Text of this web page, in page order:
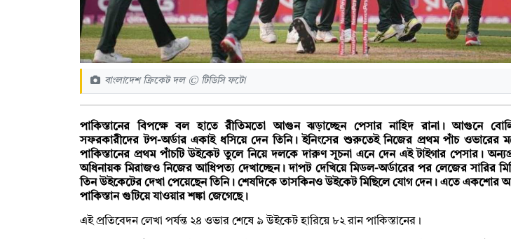
বাংলাদেশ ক্রিকেট দল © টিডিসি ফটো
পাকিস্তানের বিপক্ষে বল হাতে রীতিমতো আগুন ঝড়াচ্ছেন পেসার নাহিদ রানা। আগুনে
সফরকারীদের টপ-অর্ডার একাই ধসিয়ে দেন তিনি। ইনিংসের শুরুতেই নিজের প্রথম পাঁচ ওভারের
পাকিস্তানের প্রথম পাঁচটি উইকেট তুলে নিয়ে দলকে দারুণ সূচনা এনে দেন এই টাইগার পেসার।
অধিনায়ক মিরাজও নিজের আধিপত্য দেখাচ্ছেন। দাপট দেখিয়ে মিডল-অর্ডারের পর লেজের সারির
তিন উইকেটের দেখা পেয়েছেন তিনি। শেষদিকে তাসকিনও উইকেট মিছিলে যোগ দেন। এতে একশোর
পাকিস্তান গুটিয়ে যাওয়ার শঙ্কা জেগেছে।
এই প্রতিবেদন লেখা পর্যন্ত ২৪ ওভার শেষে ৯ উইকেট হারিয়ে ৮২ রান পাকিস্তানের।